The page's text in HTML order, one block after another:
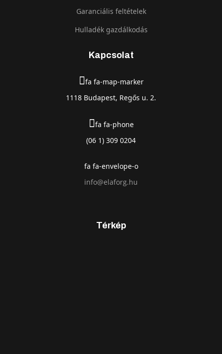
Garanciális feltételek
Hulladék gazdálkodás
Kapcsolat
fa fa-map-marker
1118 Budapest, Regős u. 2.
fa fa-phone
(06 1) 309 0204
fa fa-envelope-o
info@elaforg.hu
Térkép